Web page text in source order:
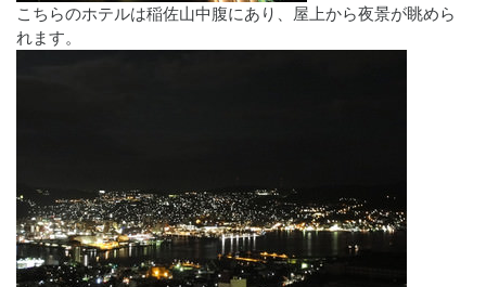
こちらのホテルは稲佐山中腹にあり、屋上から夜景が眺めら
れます。